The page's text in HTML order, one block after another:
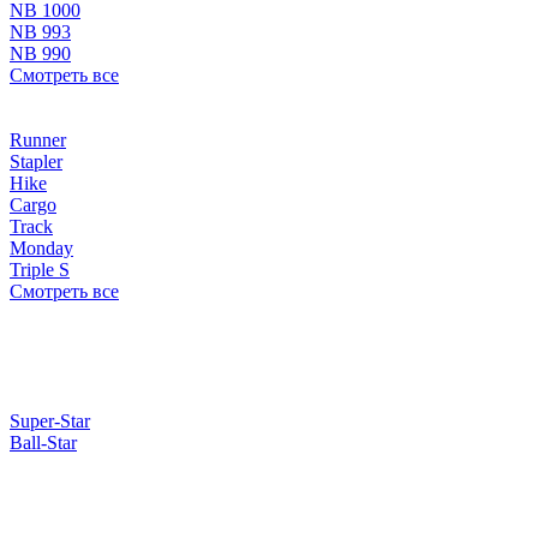
NB 1000
NB 993
NB 990
Смотреть все
Runner
Stapler
Hike
Cargo
Track
Monday
Triple S
Смотреть все
Super-Star
Ball-Star